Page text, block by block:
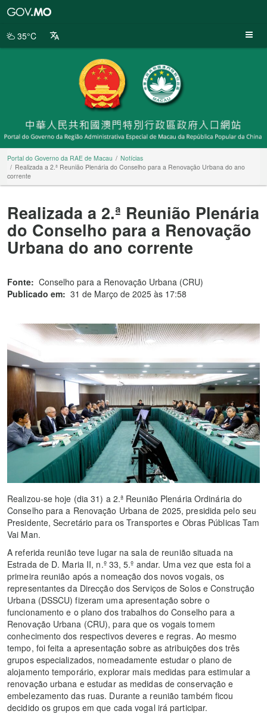
da
35°C
Portal do Governo da RAE de Macau
Notícias
Realizada a 2.ª Reunião Plenária do Conselho para a Renovação Urbana do ano
corrente
Realizada a 2.ª Reunião Plenária
do Conselho para a Renovação
Urbana do ano corrente
Fonte: Conselho para a Renovação Urbana (CRU)
Publicado em: 31 de Março de 2025 às 17:58
Realizou-se hoje (dia 31) a 2.ª Reunião Plenária Ordinária do
Conselho para a Renovação Urbana de 2025, presidida pelo seu
Presidente, Secretário para os Transportes e Obras Públicas Tam
Vai Man.
A referida reunião teve lugar na sala de reunião situada na
Estrada de D. Maria II, n.º 33, 5.º andar. Uma vez que esta foi a
primeira reunião após a nomeação dos novos vogais, os
representantes da Direcção dos Serviços de Solos e Construção
Urbana (DSSCU) fizeram uma apresentação sobre o
funcionamento e o plano dos trabalhos do Conselho para a
Renovação Urbana (CRU), para que os vogais tomem
conhecimento dos respectivos deveres e regras. Ao mesmo
tempo, foi feita a apresentação sobre as atribuições dos três
grupos especializados, nomeadamente estudar o plano de
alojamento temporário, explorar mais medidas para estimular a
renovação urbana e estudar as medidas de conservação e
embelezamento das ruas. Durante a reunião também ficou
decidido os grupos em que cada vogal irá participar.